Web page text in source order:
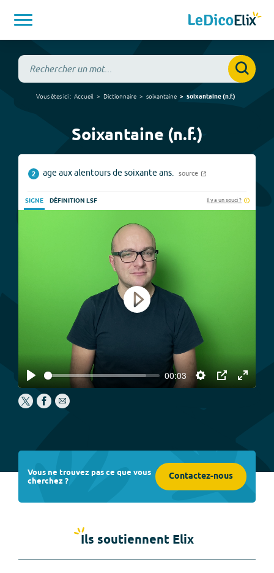
Vous êtes ici : Accueil Dictionnaire soixantaine soixantaine(n.f.)
Soixantaine (n.f.)
2 age aux alentours de soixante ans. source
SIGNE DÉFINITION LSF Il y a un souci ?
Play
00:03
Settings
PIP
Enter
Play
Vous ne trouvez pas ce que vous
cherchez ? Contactez-nous
Ils soutiennent Elix